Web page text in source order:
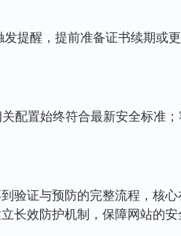
提醒，提前准备证书续期
配置始终符合最新安全标准
验证与预防的完整流程，核
长效防护机制，保障网站的安